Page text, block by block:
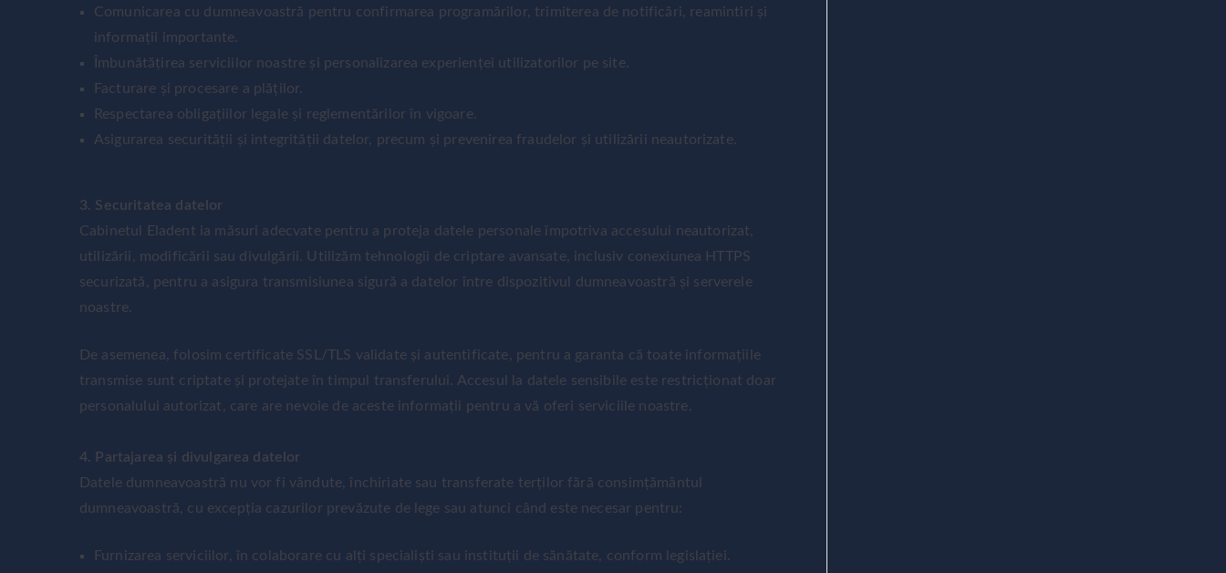
Comunicarea cu dumneavoastră pentru confirmarea programărilor, trimiterea de notificări, reamintiri și
informații importante.
Îmbunătățirea serviciilor noastre și personalizarea experienței utilizatorilor pe site.
Facturare și procesare a plăților.
Respectarea obligațiilor legale și reglementărilor în vigoare.
Asigurarea securității și integrității datelor, precum și prevenirea fraudelor și utilizării neautorizate.
3. Securitatea datelor
Cabinetul Eladent ia măsuri adecvate pentru a proteja datele personale împotriva accesului neautorizat,
utilizării, modificării sau divulgării. Utilizăm tehnologii de criptare avansate, inclusiv conexiunea HTTPS
securizată, pentru a asigura transmisiunea sigură a datelor între dispozitivul dumneavoastră și serverele
noastre.
De asemenea, folosim certificate SSL/TLS validate și autentificate, pentru a garanta că toate informațiile
transmise sunt criptate și protejate în timpul transferului. Accesul la datele sensibile este restricționat doar
personalului autorizat, care are nevoie de aceste informații pentru a vă oferi serviciile noastre.
4. Partajarea și divulgarea datelor
Datele dumneavoastră nu vor fi vândute, închiriate sau transferate terților fără consimțământul
dumneavoastră, cu excepția cazurilor prevăzute de lege sau atunci când este necesar pentru:
Furnizarea serviciilor, în colaborare cu alți specialiști sau instituții de sănătate, conform legislației.